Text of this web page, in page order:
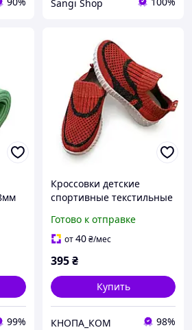
Sangi Shop
99%
Кроссовки детские
спортивные текстильные
Готово к отправке
от40₴/мес
395₴
Купить
КНОПА_КОМ 98%